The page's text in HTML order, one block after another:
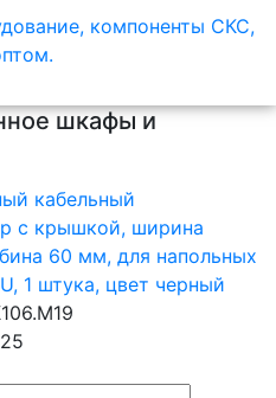
шкафы и
кабельный
с крышкой, ширина
60 мм, для напольных
1 штука, цвет черный